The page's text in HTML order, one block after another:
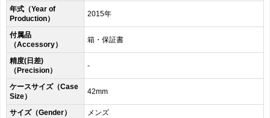
年式（Year of
Production）
2015年
付属品
（Accessory）
箱・保証書
精度(日差)
（Precision）
-
ケースサイズ（Case
Size）
42mm
サイズ（Gender）
メンズ